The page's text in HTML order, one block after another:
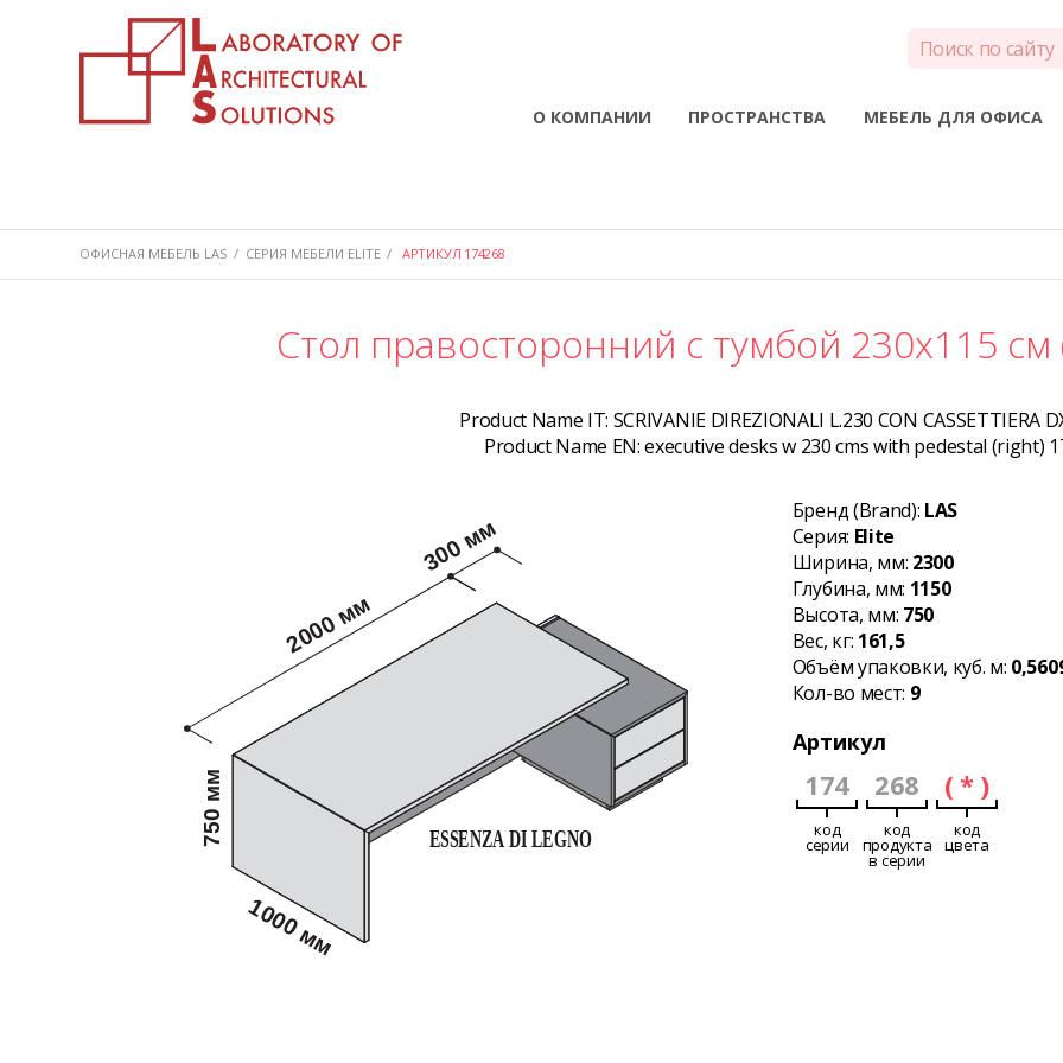
О КОМПАНИИ ПРОСТРАНСТВА МЕБЕЛЬ ДЛЯ ОФИСА
ОФИСНАЯ МЕБЕЛЬ LAS / СЕРИЯ МЕБЕЛИ ELITE / АРТИКУЛ 174268
Стол правосторонний с тумбой 230x115
Product Name IT: SCRIVANIE DIREZIONALI L.230 CON CASSETTIERA
Product Name EN:executive desks w 230 cms with pedestal (right)
Бренд (Brand): LAS
Серия: Elite
Ширина, мм: 2300
Глубина, мм: 1150
Высота, мм: 750
Вес, кг: 161,5
Объём упаковки, куб. м:
Кол-во мест: 9
Артикул
174
код
серии
268
код
продукта
в серии
( * )
код
цвета